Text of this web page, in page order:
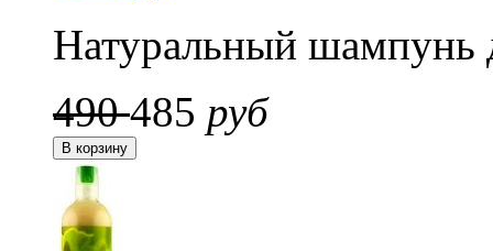
Натуральный шампунь
490485 руб